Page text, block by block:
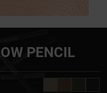
PENCIL